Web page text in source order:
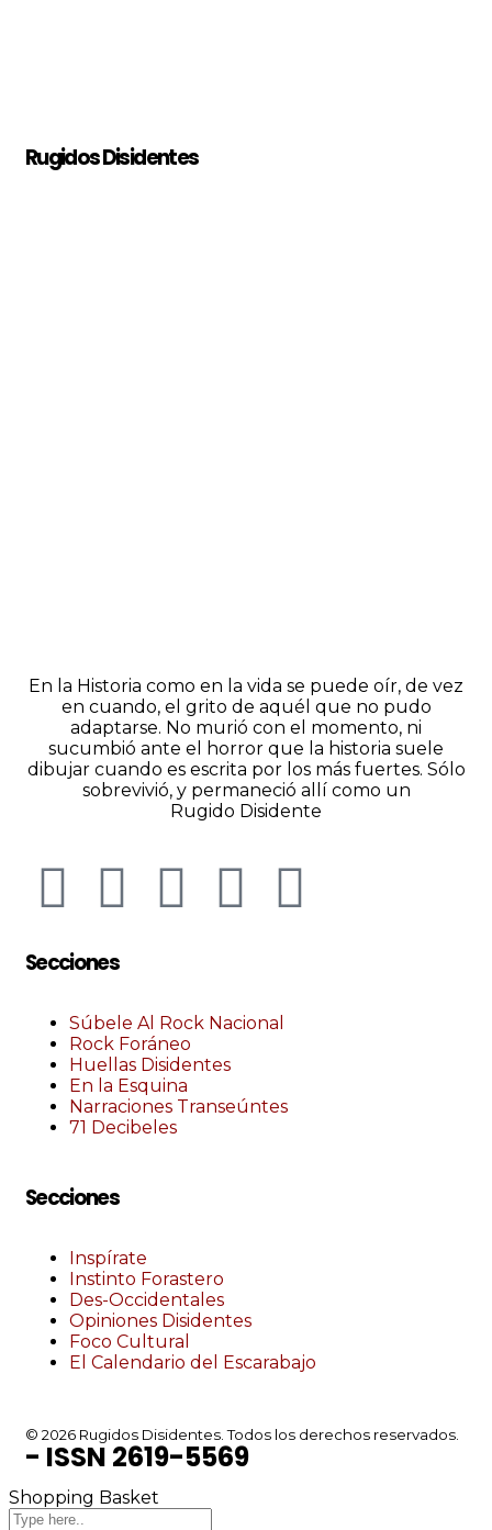
Rugidos Disidentes
En la Historia como en la vida se puede oír, de vez
en cuando, el grito de aquél que no pudo
adaptarse. No murió con el momento, ni
sucumbió ante el horror que la historia suele
dibujar cuando es escrita por los más fuertes. Sólo
sobrevivió, y permaneció allí como un
Rugido Disidente
Secciones
Súbele Al Rock Nacional
Rock Foráneo
Huellas Disidentes
En la Esquina
Narraciones Transeúntes
71 Decibeles
Secciones
Inspírate
Instinto Forastero
Des-Occidentales
Opiniones Disidentes
Foco Cultural
El Calendario del Escarabajo
© 2026 Rugidos Disidentes. Todos los derechos reservados.
- ISSN 2619-5569
Shopping Basket